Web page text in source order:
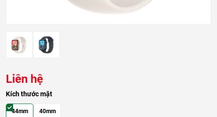
Liên hệ
Kích thước mặt
44mm
40mm